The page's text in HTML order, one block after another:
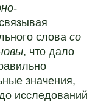
словасо
, что дало
значения,
исследований